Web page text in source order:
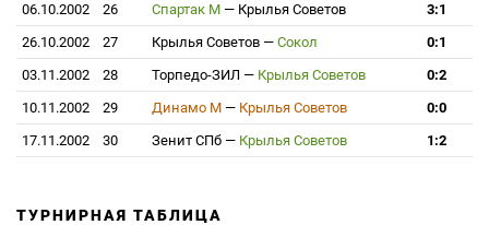
06.10.2002 26 Спартак М — Крылья Советов
3:1
26.10.2002
27 Крылья Советов — Сокол
0:1
03.11.2002
28 Торпедо-ЗИЛ — Крылья Советов
0:2
10.11.2002
29 Динамо М — Крылья Советов
0:0
17.11.2002
30 Зенит СПб — Крылья Советов 1:2
ТУРНИРНАЯ ТАБЛИЦА